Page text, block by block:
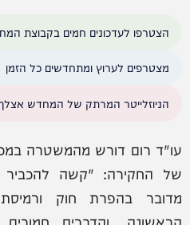
הצטרפו לעדכונים חמים בקבוצת
מצטרפים לערוץ ומתחדשים כל הזמן
הניוזלייטר המרתק של המחדש
עו"ד רום דורש מהמשטרה
של החקירה: "קשה להכביר
מדובר בהפרת חוק